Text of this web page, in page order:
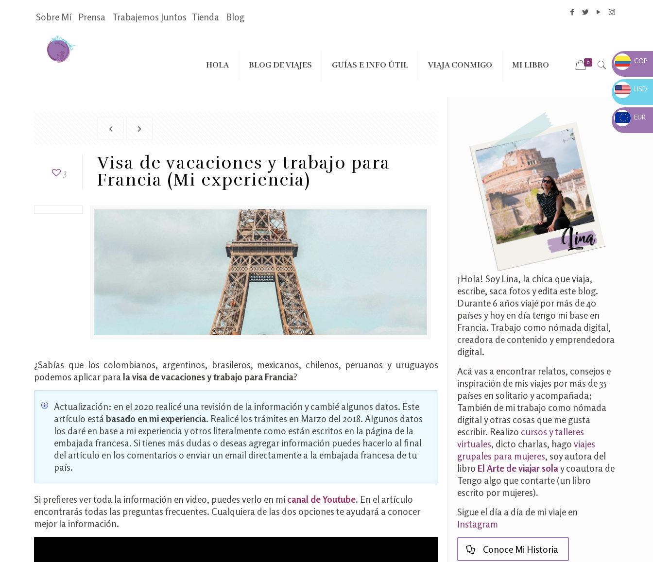
Sobre Mí Prensa Trabajemos Juntos Tienda Blog
HOLA BLOG DE VIAJES GUÍAS E INFO ÚTIL VIAJA CONMIGO MI LIBRO 0
3
Visa de vacaciones y trabajo para
Francia (Mi experiencia)
¿Sabías que los colombianos, argentinos, brasileros, mexicanos, chilenos, peruanos y uruguayos
podemos aplicar para la visa de vacaciones y trabajo para Francia?
Actualización: en el 2020 realicé una revisión de la información y cambié algunos datos. Este
artículo estábasado en mi experiencia. Realicé los trámites en Marzo del 2018. Algunos datos
los daré en base a mi experiencia y otros literalmente como están escritos en la página de la
embajada francesa. Si tienes más dudas o deseas agregar información puedes hacerlo al final
del artículo en los comentarios o enviar un email directamente a la embajada francesa de tu
país.
Si prefieres ver toda la información en video, puedes verlo en mi canal de Youtube. En el artículo
encontrarás todas las preguntas frecuentes. Cualquiera de las dos opciones te ayudará a conocer
mejor la información.
¡Hola! Soy Lina, la chica que viaja,
escribe, saca fotos y edita este blog.
Durante 6 años viajé por más de 40
países y hoy en día tengo mi base en
Francia. Trabajo como nómada digital,
creadora de contenido y emprendedora
digital.
Acá vas a encontrar relatos, consejos e
inspiración de mis viajes por más de 35
países en solitario y acompañada;
También de mi trabajo como nómada
digital y otras cosas que me gusta
escribir. Realizo cursos y talleres
virtuales, dicto charlas, hago viajes
grupales para mujeres, soy autora del
libro El Arte de viajar solay coautora de
Tengo algo que contarte (un libro
escrito por mujeres).
Sigue el día a día de mi viaje en
Instagram
Conoce Mi Historia
COP $
COP
USD $
USD
EUR €
EUR